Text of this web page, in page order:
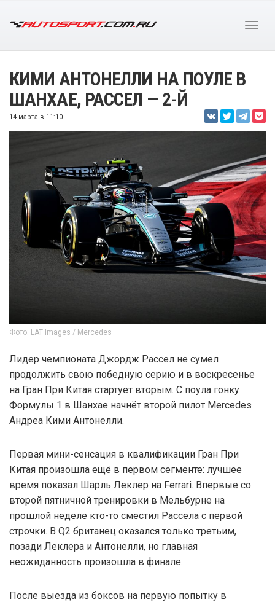
КИМИ АНТОНЕЛЛИ НА ПОУЛЕ В
ШАНХАЕ, РАССЕЛ — 2-Й
14 марта в 11:10
Фото: LAT Images / Mercedes
Лидер чемпионата Джордж Рассел не сумел
продолжить свою победную серию и в воскресенье
на Гран При Китая стартует вторым. С поула гонку
Формулы 1 в Шанхае начнёт второй пилот Mercedes
Андреа Кими Антонелли.
Первая мини-сенсация в квалификации Гран При
Китая произошла ещё в первом сегменте: лучшее
время показал Шарль Леклер на Ferrari. Впервые со
второй пятничной тренировки в Мельбурне на
прошлой неделе кто-то сместил Рассела с первой
строчки. В Q2 британец оказался только третьим,
позади Леклера и Антонелли, но главная
неожиданность произошла в финале.
После выезда из боксов на первую попытку в